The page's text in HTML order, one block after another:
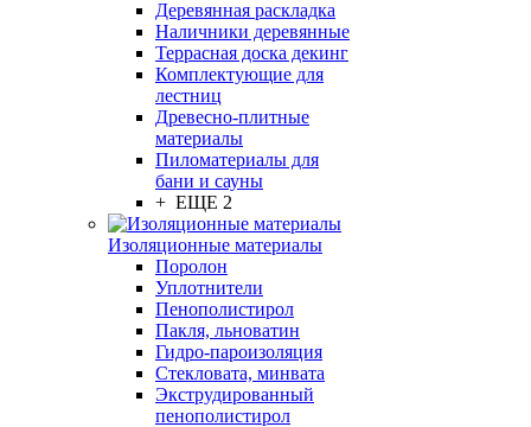
Деревянная раскладка
Наличники деревянные
Террасная доска декинг
Комплектующие для
лестниц
Древесно-плитные
материалы
Пиломатериалы для
бани и сауны
+ ЕЩЕ 2
Изоляционные материалы
Поролон
Уплотнители
Пенополистирол
Пакля, льноватин
Гидро-пароизоляция
Стекловата, минвата
Экструдированный
пенополистирол